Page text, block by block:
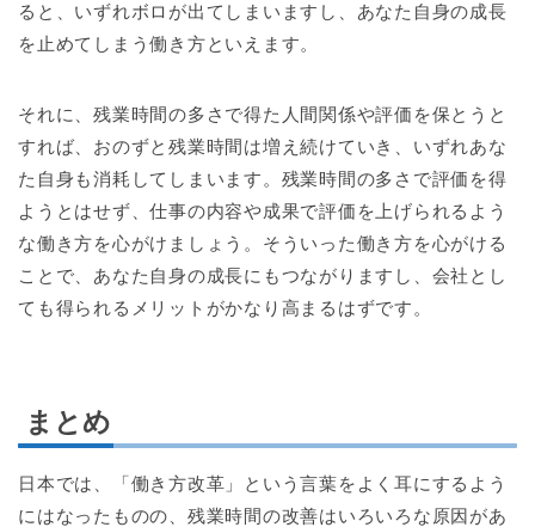
ると、いずれボロが出てしまいますし、あなた自身の成長
を止めてしまう働き方といえます。
それに、残業時間の多さで得た人間関係や評価を保とうと
すれば、おのずと残業時間は増え続けていき、いずれあな
た自身も消耗してしまいます。残業時間の多さで評価を得
ようとはせず、仕事の内容や成果で評価を上げられるよう
な働き方を心がけましょう。そういった働き方を心がける
ことで、あなた自身の成長にもつながりますし、会社とし
ても得られるメリットがかなり高まるはずです。
まとめ
日本では、「働き方改革」という言葉をよく耳にするよう
にはなったものの、残業時間の改善はいろいろな原因があ